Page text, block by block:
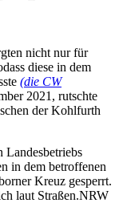
nicht nur für
diese in dem
(die CW
2021, rutschte
der Kohlfurth
Landesbetriebs
in dem betroffenen
Kreuz gesperrt.
laut Straßen.NRW